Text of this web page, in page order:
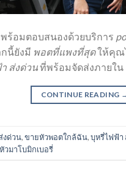
พร้อมตอบสนองด้วยบริการ
นี้ยังมี พอตที่แพงที่สุดให้คุณ
ส่งด่วนที่พร้อมจัดส่งภายใน
CONTINUE READING
งด่วน,ขายหัวพอตใกล้ฉัน,บุหรี่ไฟฟ้า
หัวมาโบมิกเบอรี่